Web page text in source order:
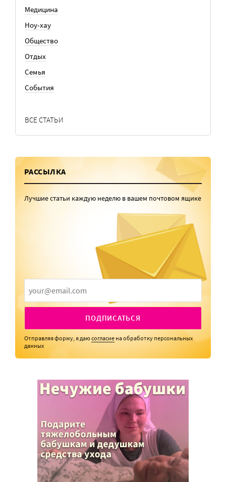
Медицина
Ноу-хау
Общество
Отдых
Семья
События
ВСЕ СТАТЬИ
РАССЫЛКА
Лучшие статьи каждую неделю в вашем почтовом ящике
ПОДПИСАТЬСЯ
Отправляя форму, я даюсогласие на обработку персональных
данных